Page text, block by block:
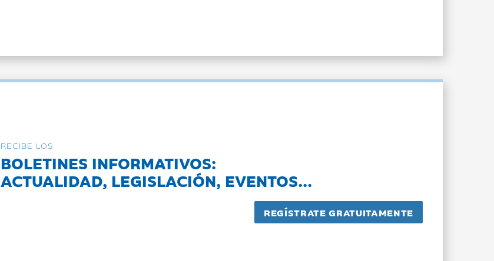
RECIBE LOS
BOLETINES INFORMATIVOS:
ACTUALIDAD, LEGISLACIÓN, EVENTOS...